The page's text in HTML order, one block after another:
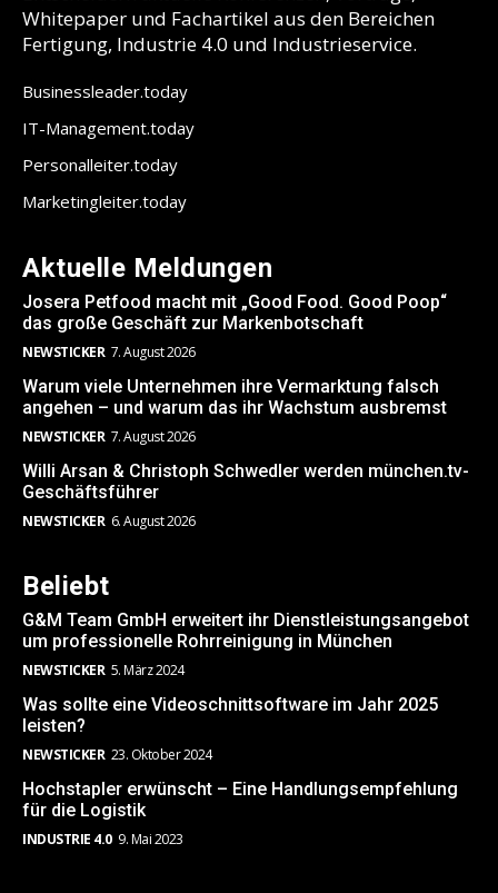
Whitepaper und Fachartikel aus den Bereichen
Fertigung, Industrie 4.0 und Industrieservice.
Businessleader.today
IT-Management.today
Personalleiter.today
Marketingleiter.today
Aktuelle Meldungen
Josera Petfood macht mit „Good Food. Good Poop“
das große Geschäft zur Markenbotschaft
NEWSTICKER 7. August 2026
Warum viele Unternehmen ihre Vermarktung falsch
angehen – und warum das ihr Wachstum ausbremst
NEWSTICKER 7. August 2026
Willi Arsan & Christoph Schwedler werden münchen.tv-
Geschäftsführer
NEWSTICKER 6. August 2026
Beliebt
G&M Team GmbH erweitert ihr Dienstleistungsangebot
um professionelle Rohrreinigung in München
NEWSTICKER 5. März 2024
Was sollte eine Videoschnittsoftware im Jahr 2025
leisten?
NEWSTICKER 23. Oktober 2024
Hochstapler erwünscht – Eine Handlungsempfehlung
für die Logistik
INDUSTRIE 4.0 9. Mai 2023